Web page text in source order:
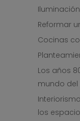
Reformar
Cocinas
Los años
mundo del
los